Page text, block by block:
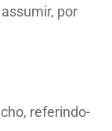
por
referindo-